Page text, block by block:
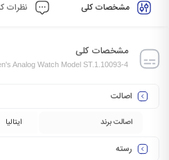
مشخصات کلی نظرات
مشخصات کلی
Analog Watch Model ST.1.10093-4
اصالت
اصالت برند ایتالیا
رسته